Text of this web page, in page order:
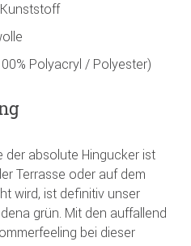
Polyacryl / Polyester)
der absolute Hingucker ist
Terrasse oder auf dem
wird, ist definitiv unser
grün. Mit den auffallend
bei dieser